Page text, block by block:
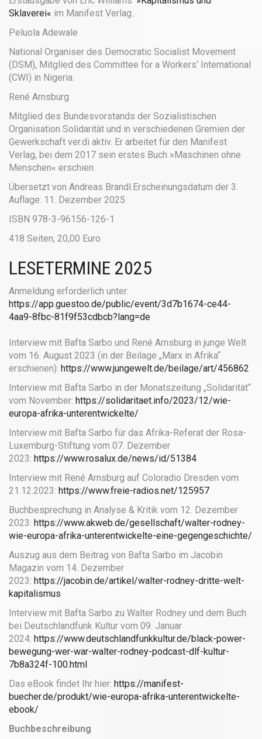
Sklaverei« im Manifest Verlag..
Peluola Adewale
National Organiser des Democratic Socialist Movement
(DSM), Mitglied des Committee for a Workers‘ International
(CWI) in Nigeria.
René Arnsburg
Mitglied des Bundesvorstands der Sozialistischen
Organisation Solidarität und in verschiedenen Gremien der
Gewerkschaft ver.di aktiv. Er arbeitet für den Manifest
Verlag, bei dem 2017 sein erstes Buch »Maschinen ohne
Menschen« erschien.
Übersetzt von Andreas Brandl.Erscheinungsdatum der 3.
Auflage: 11. Dezember 2025
ISBN 978-3-96156-126-1
418 Seiten, 20,00 Euro
LESETERMINE 2025
Anmeldung erforderlich unter:
https://app.guestoo.de/public/event/3d7b1674-ce44-
4aa9-8fbc-81f9f53cdbcb?lang=de
Interview mit Bafta Sarbo und René Arnsburg in junge Welt
vom 16. August 2023 (in der Beilage „Marx in Afrika“
erschienen): https://www.jungewelt.de/beilage/art/456862
Interview mit Bafta Sarbo in der Monatszeitung „Solidarität“
vom November: https://solidaritaet.info/2023/12/wie-
europa-afrika-unterentwickelte/
Interview mit Bafta Sarbo für das Afrika-Referat der Rosa-
Luxemburg-Stiftung vom 07. Dezember
2023: https://www.rosalux.de/news/id/51384
Interview mit René Arnsburg auf Coloradio Dresden vom
21.12.2023: https://www.freie-radios.net/125957
Buchbesprechung in Analyse & Kritik vom 12. Dezember
2023: https://www.akweb.de/gesellschaft/walter-rodney-
wie-europa-afrika-unterentwickelte-eine-gegengeschichte/
Auszug aus dem Beitrag von Bafta Sarbo im Jacobin
Magazin vom 14. Dezember
2023: https://jacobin.de/artikel/walter-rodney-dritte-welt-
kapitalismus
Interview mit Bafta Sarbo zu Walter Rodney und dem Buch
bei Deutschlandfunk Kultur vom 09. Januar
2024: https://www.deutschlandfunkkultur.de/black-power-
bewegung-wer-war-walter-rodney-podcast-dlf-kultur-
7b8a324f-100.html
Das eBook findet Ihr hier: https://manifest-
buecher.de/produkt/wie-europa-afrika-unterentwickelte-
ebook/
Buchbeschreibung